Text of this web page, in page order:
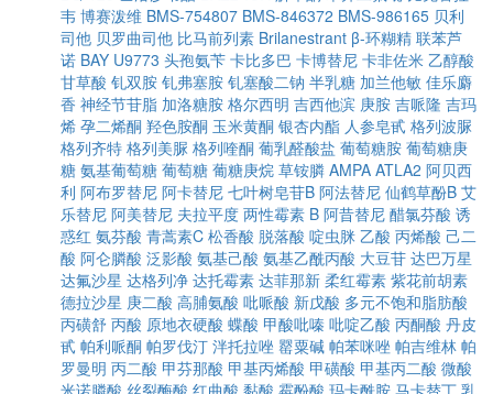
韦 博赛泼维 BMS-754807 BMS-846372 BMS-986165 贝利
司他 贝罗曲司他 比马前列素 Brilanestrant β-环糊精 联苯芦
诺 BAY U9773 头孢氨苄 卡比多巴 卡博替尼 卡非佐米 乙醇酸
甘草酸 钆双胺 钆弗塞胺 钆塞酸二钠 半乳糖 加兰他敏 佳乐麝
香 神经节苷脂 加洛糖胺 格尔西明 吉西他滨 庚胺 吉哌隆 吉玛
烯 孕二烯酮 羟色胺酮 玉米黄酮 银杏内酯 人参皂甙 格列波脲
格列齐特 格列美脲 格列喹酮 葡乳醛酸盐 葡萄糖胺 葡萄糖庚
糖 氨基葡萄糖 葡萄糖 葡糖庚烷 草铵膦 AMPA ATLA2 阿贝西
利 阿布罗替尼 阿卡替尼 七叶树皂苷B 阿法替尼 仙鹤草酚B 艾
乐替尼 阿美替尼 夫拉平度 两性霉素 B 阿昔替尼 醋氯芬酸 诱
惑红 氨芬酸 青蒿素C 松香酸 脱落酸 啶虫脒 乙酸 丙烯酸 己二
酸 阿仑膦酸 泛影酸 氨基己酸 氨基乙酰丙酸 大豆苷 达巴万星
达氟沙星 达格列净 达托霉素 达菲那新 柔红霉素 紫花前胡素
德拉沙星 庚二酸 高脯氨酸 吡哌酸 新戊酸 多元不饱和脂肪酸
丙磺舒 丙酸 原地衣硬酸 蝶酸 甲酸吡嗪 吡啶乙酸 丙酮酸 丹皮
甙 帕利哌酮 帕罗伐汀 泮托拉唑 罂粟碱 帕苯咪唑 帕吉维林 帕
罗曼明 丙二酸 甲芬那酸 甲基丙烯酸 甲磺酸 甲基丙二酸 微酸
米诺膦酸 丝裂酶酸 红曲酸 黏酸 霉酚酸 玛卡酰胺 马卡替丁 乳